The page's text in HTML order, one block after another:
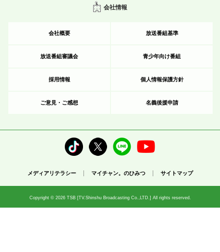
会社情報
会社概要 放送番組基準
放送番組審議会 青少年向け番組
採用情報 個人情報保護方針
ご意見・ご感想 名義後援申請
メディアリテラシー マイチャン。のひみつ サイトマップ
Copyright © 2026 TSB [TV.Shinshu Broadcasting Co.,LTD.] All rights reserved.